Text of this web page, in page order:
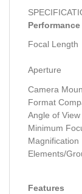
Performance
Focal Length
Aperture
Camera
Format
Angle of View
Minimum
Magnification
Elements/
Features